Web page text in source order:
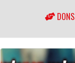
DONS